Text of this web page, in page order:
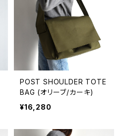
POST SHOULDER TOTE
BAG (オリーブ/カーキ)
¥16,280